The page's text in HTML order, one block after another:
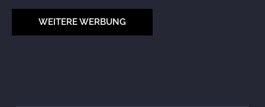
WEITERE WERBUNG